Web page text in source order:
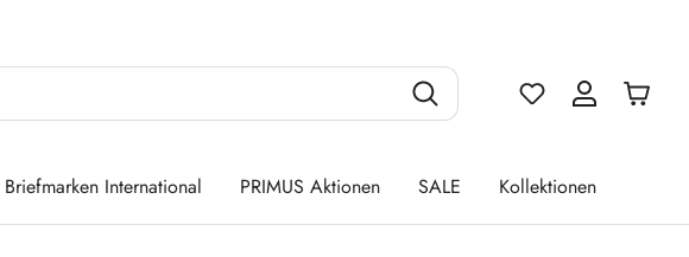
Du hast 0
Briefmarken International PRIMUS Aktionen SALE Kollektionen